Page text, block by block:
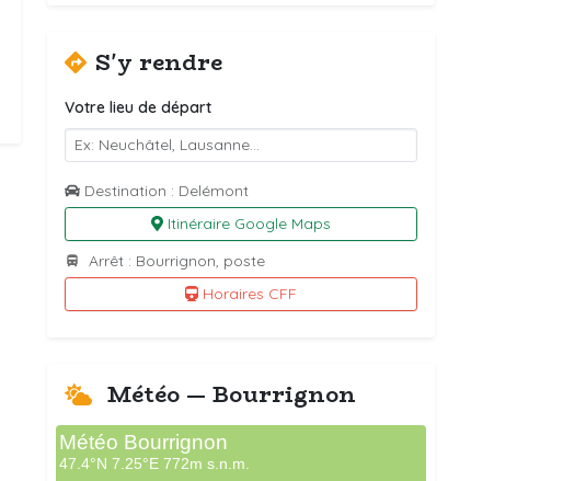
S'y rendre
Votre lieu de départ
Destination : Delémont
Itinéraire Google Maps
Arrêt : Bourrignon, poste
Horaires CFF
Météo — Bourrignon